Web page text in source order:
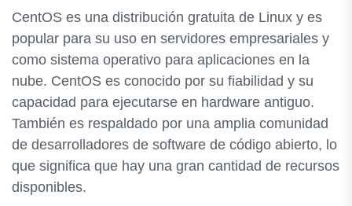
CentOS es una distribución gratuita de Linux y es
popular para su uso en servidores empresariales y
como sistema operativo para aplicaciones en la
nube. CentOS es conocido por su fiabilidad y su
capacidad para ejecutarse en hardware antiguo.
También es respaldado por una amplia comunidad
de desarrolladores de software de código abierto, lo
que significa que hay una gran cantidad de recursos
disponibles.